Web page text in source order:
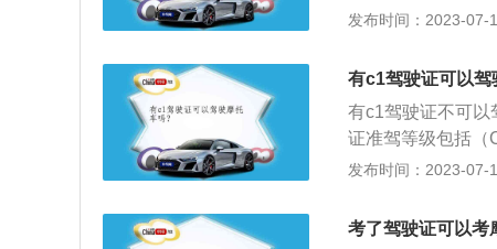
须要回到本地才可
交通法规及相关
地驾驶（科目二
驶（科目三）——
合格。安全文明
为判断题、单选和
发布时间：2023-07-
有c1驾驶证可以驾
有c1驾驶证不可以
证准驾等级包括（
微型载货汽车、轻
周岁的年龄上限；
驶、道路驾驶、
发布时间：2023-07-
考了驾驶证可以考